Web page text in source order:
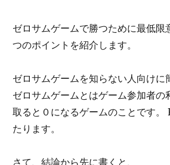
ゼロサムゲームで勝つために最低限
つのポイントを紹介します。
ゼロサムゲームを知らない人向けに
ゼロサムゲームとはゲーム参加者の
取ると０になるゲームのことです。
たります。
さて、結論から先に書くと、